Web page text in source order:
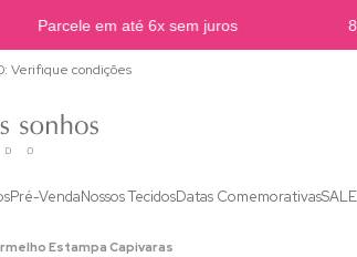
Parcele em até 6x sem juros
Verifique condições
Pré-VendaNossos TecidosDatas ComemorativasSALE
Estampa Capivaras